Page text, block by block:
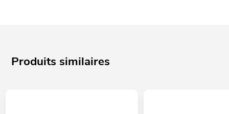
Produits similaires